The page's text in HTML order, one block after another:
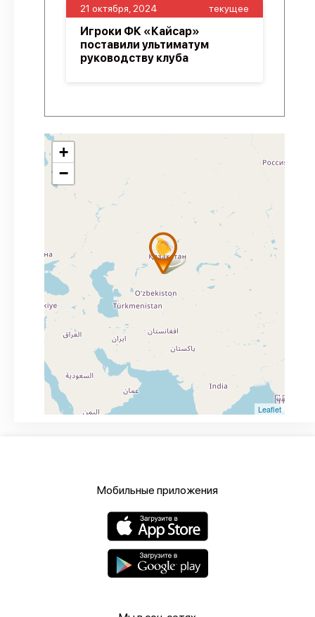
21 октября, 2024 текущее
Игроки ФК «Кайсар»
поставили ультиматум
руководству клуба
+
−
Leaflet
Мобильные приложения